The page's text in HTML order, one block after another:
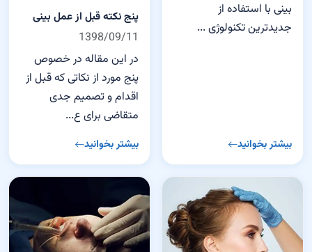
بینی با استفاده از
جدیدترین تکنولوژی ...
بیشتر بخوانید
پنج نکته قبل از عمل بینی
1398/09/11
در این مقاله در خصوص
پنج مورد از نکاتی که قبل از
اقدام و تصمیم جدی
متقاضی برای ع...
بیشتر بخوانید